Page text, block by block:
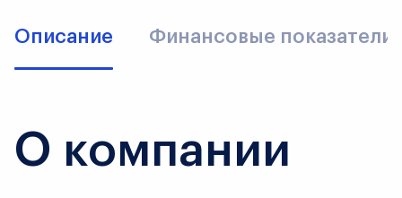
Описание Финансовые показатели
О компании